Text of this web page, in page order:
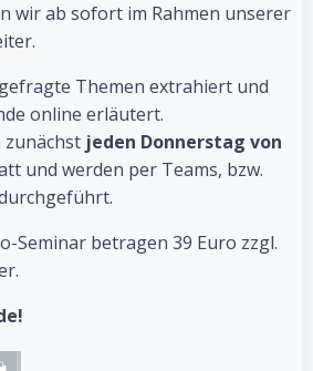
wir ab sofort im Rahmen unserer
Themen extrahiert und
online erläutert.
zunächst jeden Donnerstag von
und werden per Teams, bzw.
Seminar betragen 39 Euro zzgl.